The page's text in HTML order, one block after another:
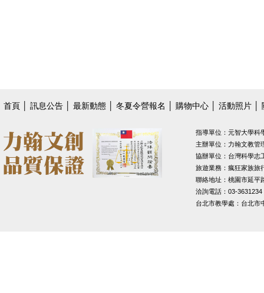
首頁 訊息公告 最新動態 冬夏令營報名 購物中心 活動照片
指導單位：元智大學科
主辦單位：力翰文教管
協辦單位：台灣科學志
旅遊業務：瘋狂家族旅
聯絡地址：桃園市延平
洽詢電話：03-3631234
台北市教學處：台北市